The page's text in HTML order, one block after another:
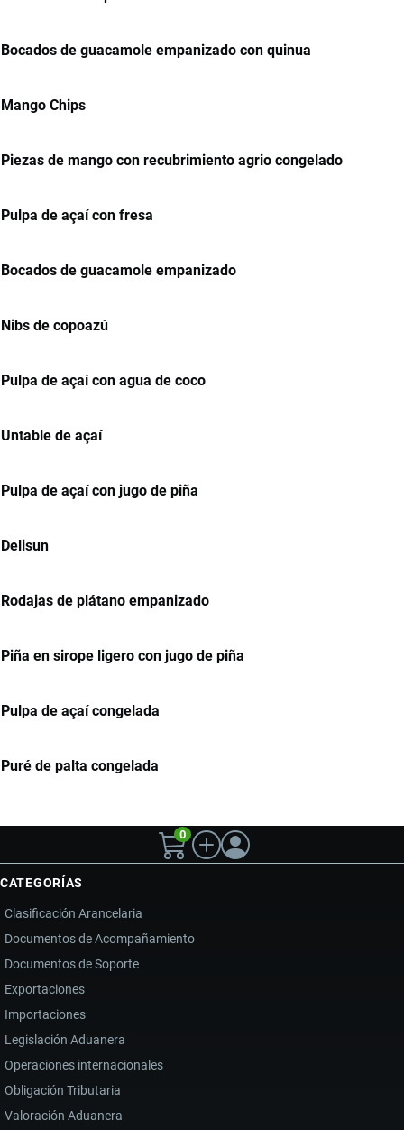
Bocados de guacamole empanizado con quinua
Mango Chips
Piezas de mango con recubrimiento agrio congelado
Pulpa de açaí con fresa
Bocados de guacamole empanizado
Nibs de copoazú
Pulpa de açaí con agua de coco
Untable de açaí
Pulpa de açaí con jugo de piña
Delisun
Rodajas de plátano empanizado
Piña en sirope ligero con jugo de piña
Pulpa de açaí congelada
Puré de palta congelada
0
CATEGORÍAS
Clasificación Arancelaria
Documentos de Acompañamiento
Documentos de Soporte
Exportaciones
Importaciones
Legislación Aduanera
Operaciones internacionales
Obligación Tributaria
Valoración Aduanera